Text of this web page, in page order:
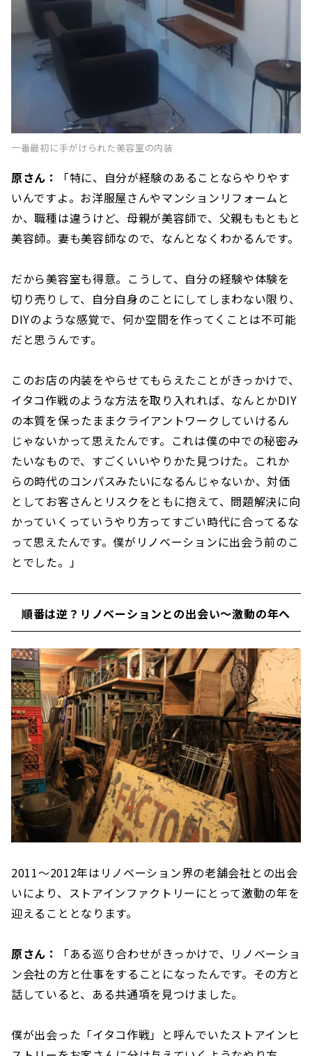
一番最初に手がけられた美容室の内装
原さん：
「特に、自分が経験のあることならやりやす
いんですよ。お洋服屋さんやマンションリフォームと
か、職種は違うけど、母親が美容師で、父親ももともと
美容師。妻も美容師なので、なんとなくわかるんです。
だから美容室も得意。こうして、自分の経験や体験を
切り売りして、自分自身のことにしてしまわない限り、
DIYのような感覚で、何か空間を作ってくことは不可能
だと思うんです。
このお店の内装をやらせてもらえたことがきっかけで、
イタコ作戦のような方法を取り入れれば、なんとかDIY
の本質を保ったままクライアントワークしていけるん
じゃないかって思えたんです。これは僕の中での秘密み
たいなもので、すごくいいやりかた見つけた。これか
らの時代のコンパスみたいになるんじゃないか、対価
としてお客さんとリスクをともに抱えて、問題解決に向
かっていくっていうやり方ってすごい時代に合ってるな
って思えたんです。僕がリノベーションに出会う前のこ
とでした。」
順番は逆？リノベーションとの出会い〜激動の年へ
2011〜2012年はリノベーション界の老舗会社との出会
いにより、ストアインファクトリーにとって激動の年を
迎えることとなります。
原さん：
「ある巡り合わせがきっかけで、リノベーショ
ン会社の方と仕事をすることになったんです。その方と
話していると、ある共通項を見つけました。
僕が出会った「イタコ作戦」と呼んでいたストアインヒ